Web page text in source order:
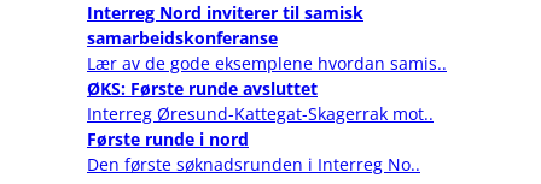
Interreg Nord inviterer til samisk
samarbeidskonferanse
Lær av de gode eksemplene hvordan samis..
ØKS: Første runde avsluttet
Interreg Øresund-Kattegat-Skagerrak mot..
Første runde i nord
Den første søknadsrunden i Interreg No..